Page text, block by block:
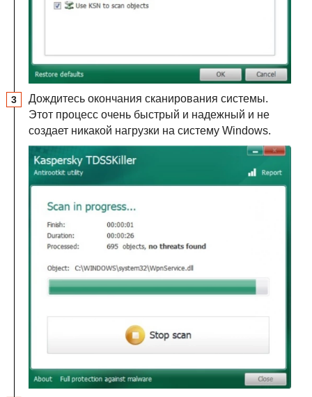
Дождитесь окончания сканирования системы.
Этот процесс очень быстрый и надежный и не
создает никакой нагрузки на систему Windows.